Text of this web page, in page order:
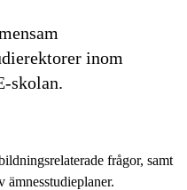
inom
skolan.
frågor, samt
ämnesstudieplaner.